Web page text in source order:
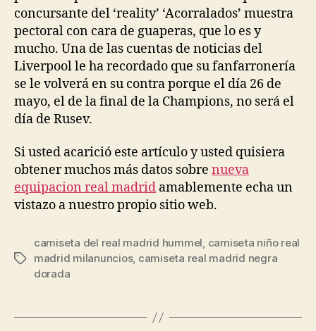
concursante del ‘reality’ ‘Acorralados’ muestra
pectoral con cara de guaperas, que lo es y
mucho. Una de las cuentas de noticias del
Liverpool le ha recordado que su fanfarronería
se le volverá en su contra porque el día 26 de
mayo, el de la final de la Champions, no será el
día de Rusev.
Si usted acarició este artículo y usted quisiera
obtener muchos más datos sobre nueva
equipacion real madrid amablemente echa un
vistazo a nuestro propio sitio web.
Etiquetas
camiseta del real madrid hummel, camiseta niño real
madrid milanuncios, camiseta real madrid negra
dorada